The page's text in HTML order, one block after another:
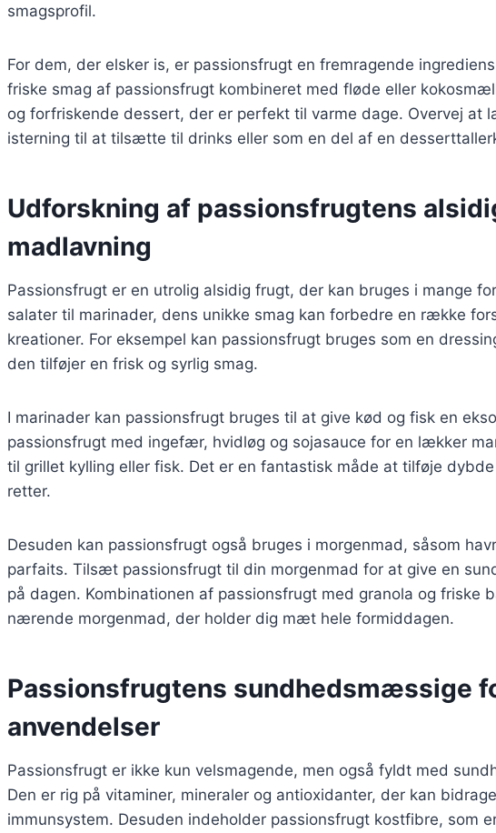
smagsprofil.
For dem, der elsker is, er passionsfrugt en fremragende
friske smag af passionsfrugt kombineret med fløde eller
og forfriskende dessert, der er perfekt til varme dage. Overvej at
isterning til at tilsætte til drinks eller som en del af en
Udforskning af passionsfrugtens
madlavning
Passionsfrugt er en utrolig alsidig frugt, der kan bruges i mange
salater til marinader, dens unikke smag kan forbedre en række
kreationer. For eksempel kan passionsfrugt bruges som en
den tilføjer en frisk og syrlig smag.
I marinader kan passionsfrugt bruges til at give kød og fisk en
passionsfrugt med ingefær, hvidløg og sojasauce for en lækker
til grillet kylling eller fisk. Det er en fantastisk måde at tilføje
retter.
Desuden kan passionsfrugt også bruges i morgenmad, såsom
parfaits. Tilsæt passionsfrugt til din morgenmad for at give en
på dagen. Kombinationen af passionsfrugt med granola og friske
nærende morgenmad, der holder dig mæt hele formiddagen.
Passionsfrugtens sundhedsmæssige
anvendelser
Passionsfrugt er ikke kun velsmagende, men også fyldt med
Den er rig på vitaminer, mineraler og antioxidanter, der kan
immunsystem. Desuden indeholder passionsfrugt kostfibre, som